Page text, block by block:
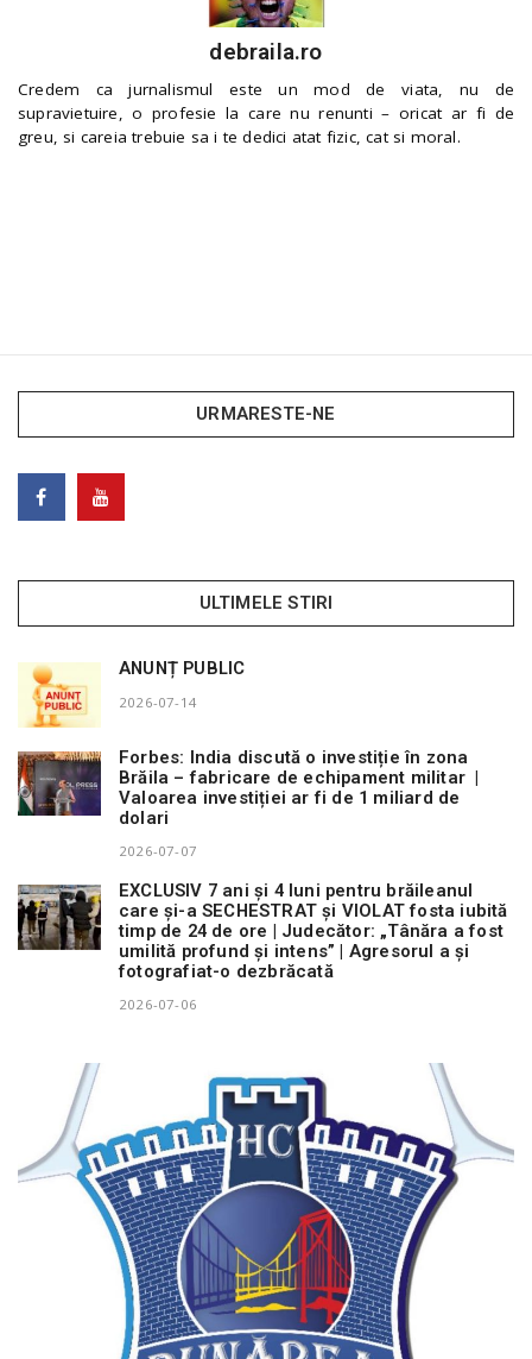
debraila.ro
Credem ca jurnalismul este un mod de viata, nu de
supravietuire, o profesie la care nu renunti – oricat ar fi de
greu, si careia trebuie sa i te dedici atat fizic, cat si moral.
URMARESTE-NE
ULTIMELE STIRI
ANUNȚ PUBLIC
2026-07-14
Forbes: India discută o investiție în zona
Brăila – fabricare de echipament militar |
Valoarea investiției ar fi de 1 miliard de
dolari
2026-07-07
EXCLUSIV 7 ani și 4 luni pentru brăileanul
care și-a SECHESTRAT și VIOLAT fosta iubită
timp de 24 de ore | Judecător: „Tânăra a fost
umilită profund și intens” | Agresorul a și
fotografiat-o dezbrăcată
2026-07-06